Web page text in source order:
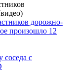
дорожно-
произошло 12
с